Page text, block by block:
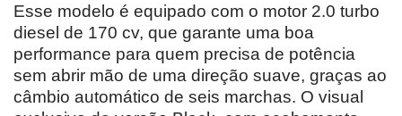
Esse modelo é equipado com o motor 2.0 turbo
diesel de 170 cv, que garante uma boa
performance para quem precisa de potência
sem abrir mão de uma direção suave, graças ao
câmbio automático de seis marchas. O visual